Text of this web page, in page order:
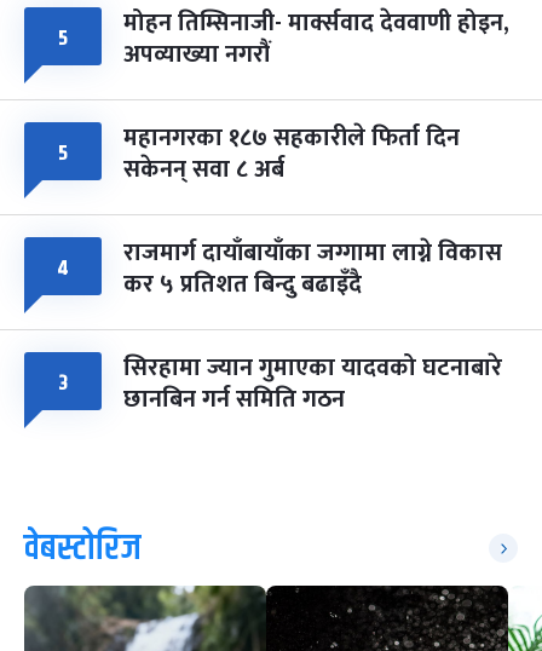
५ मोहन तिम्सिनाजी- मार्क्सवाद देववाणी होइन,
अपव्याख्या नगरौं
५ महानगरका १८७ सहकारीले फिर्ता दिन
सकेनन् सवा ८ अर्ब
४ राजमार्ग दायाँबायाँका जग्गामा लाग्ने विकास
कर ५ प्रतिशत बिन्दु बढाइँदै
३ सिरहामा ज्यान गुमाएका यादवको घटनाबारे
छानबिन गर्न समिति गठन
वेबस्टोरिज